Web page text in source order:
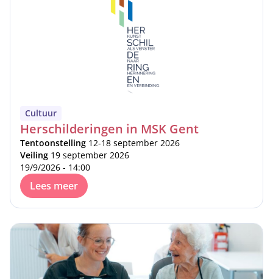
Cultuur
Herschilderingen in MSK Gent
Tentoonstelling 12-18 september 2026
Veiling 19 september 2026
19/9/2026 - 14:00
Lees meer